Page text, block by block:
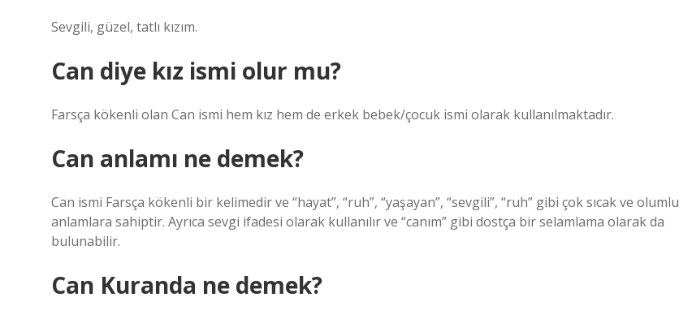
Sevgili, güzel, tatlı kızım.
Can diye kız ismi olur mu?
Farsça kökenli olan Can ismi hem kız hem de erkek bebek/çocuk ismi olarak kullanılmaktadır.
Can anlamı ne demek?
Can ismi Farsça kökenli bir kelimedir ve “hayat”, “ruh”, “yaşayan”, “sevgili”, “ruh” gibi çok sıcak ve olumlu
anlamlara sahiptir. Ayrıca sevgi ifadesi olarak kullanılır ve “canım” gibi dostça bir selamlama olarak da
bulunabilir.
Can Kuranda ne demek?